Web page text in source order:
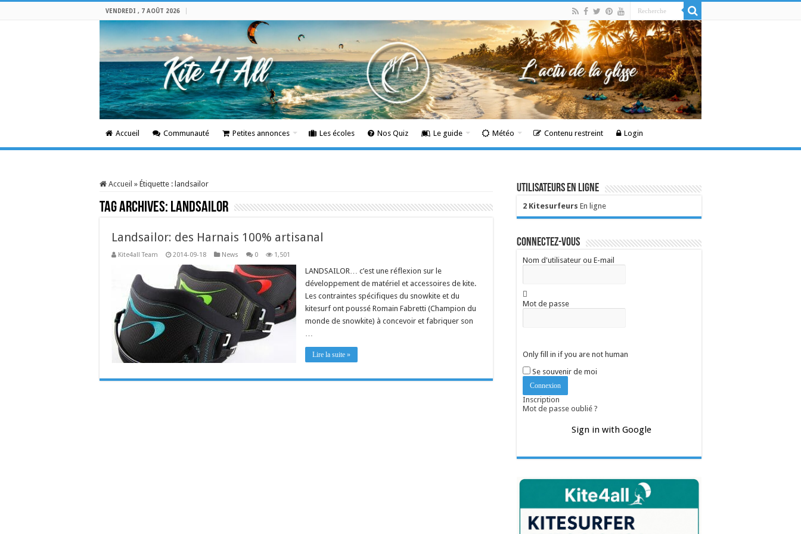
VENDREDI , 7 AOÛT 2026
Accueil Communauté Petites annonces Les écoles Nos Quiz Le guide Météo Contenu restreint Login
Accueil » Étiquette : landsailor
Tag Archives: landsailor
Landsailor: des Harnais 100% artisanal
Kite4all Team 2014-09-18 News 0 1,501
LANDSAILOR… c’est une réflexion sur le
développement de matériel et accessoires de kite.
Les contraintes spécifiques du snowkite et du
kitesurf ont poussé Romain Fabretti (Champion du
monde de snowkite) à concevoir et fabriquer son
…
Lire la suite »
Utilisateurs en ligne
2 Kitesurfeurs En ligne
Connectez-vous
Nom d'utilisateur ou E-mail
Mot de passe
Only fill in if you are not human
Se souvenir de moi
Inscription
Mot de passe oublié ?
Sign in with Google